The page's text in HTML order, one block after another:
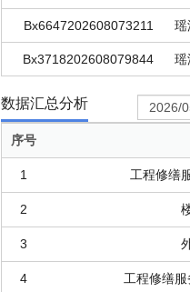
Bx6647202608073211
Bx3718202608079844
数据汇总分析
序号
1 工程修缮
2
3
4 工程修缮服